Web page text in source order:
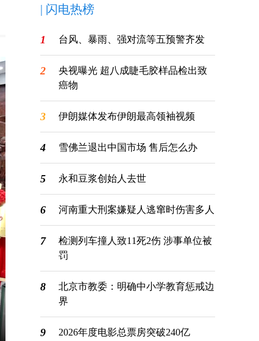
| 闪电热榜
1 台风、暴雨、强对流等五预警齐发
2
央视曝光 超八成睫毛胶样品检出致
癌物
3 伊朗媒体发布伊朗最高领袖视频
4 雪佛兰退出中国市场 售后怎么办
5 永和豆浆创始人去世
6 河南重大刑案嫌疑人逃窜时伤害多人
7
检测列车撞人致11死2伤 涉事单位被
罚
8
北京市教委：明确中小学教育惩戒边
界
9 2026年度电影总票房突破240亿